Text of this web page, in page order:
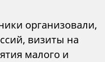
организовали,
визиты на
малого и